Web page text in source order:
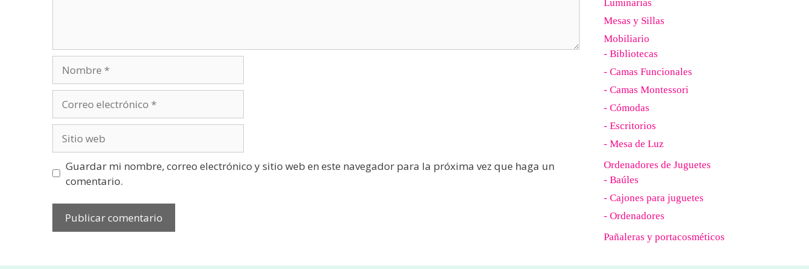
electrónico
web
Guardar mi nombre, correo electrónico y sitio web en este navegador para la próxima vez que haga un
comentario.
Luminarias
Mesas y Sillas
Mobiliario
- Bibliotecas
- Camas Funcionales
- Camas Montessori
- Cómodas
- Escritorios
- Mesa de Luz
Ordenadores de Juguetes
- Baúles
- Cajones para juguetes
- Ordenadores
Pañaleras y portacosméticos